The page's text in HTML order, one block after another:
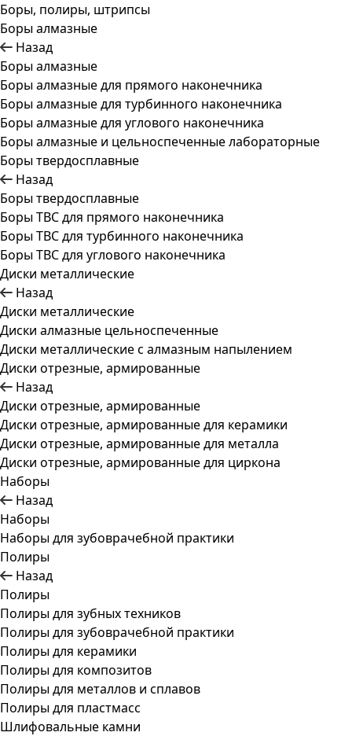
Боры, полиры, штрипсы
Боры алмазные
Назад
Боры алмазные
Боры алмазные для прямого наконечника
Боры алмазные для турбинного наконечника
Боры алмазные для углового наконечника
Боры алмазные и цельноспеченные лабораторные
Боры твердосплавные
Назад
Боры твердосплавные
Боры ТВС для прямого наконечника
Боры ТВС для турбинного наконечника
Боры ТВС для углового наконечника
Диски металлические
Назад
Диски металлические
Диски алмазные цельноспеченные
Диски металлические с алмазным напылением
Диски отрезные, армированные
Назад
Диски отрезные, армированные
Диски отрезные, армированные для керамики
Диски отрезные, армированные для металла
Диски отрезные, армированные для циркона
Наборы
Назад
Наборы
Наборы для зубоврачебной практики
Полиры
Назад
Полиры
Полиры для зубных техников
Полиры для зубоврачебной практики
Полиры для керамики
Полиры для композитов
Полиры для металлов и сплавов
Полиры для пластмасс
Шлифовальные камни